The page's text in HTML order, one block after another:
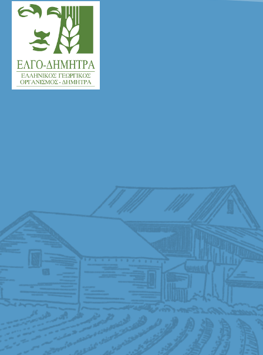
μόνο τιμής σύμφωνα με τις διατάξεις του Ν. 4412/2016.